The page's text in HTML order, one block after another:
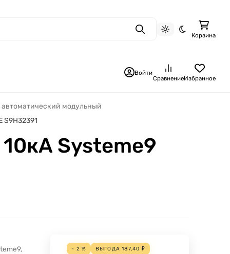
ПоискСветлая тема
Темная тема
Корзина
Войти
СравнениеИзбранное
модульный
S9H32391
Systeme9
- 2 % ВЫГОДА187,40 ₽